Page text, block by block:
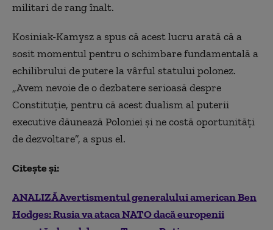
militari de rang înalt.
Kosiniak-Kamysz a spus că acest lucru arată că a
sosit momentul pentru o schimbare fundamentală a
echilibrului de putere la vârful statului polonez.
„Avem nevoie de o dezbatere serioasă despre
Constituție, pentru căacest dualism al puterii
executive dăunează Poloniei și ne costă oportunități
de dezvoltare”, a spus el.
Citește și:
ANALIZĂ Avertismentul generalului american Ben
Hodges: Rusia va ataca NATO dacă europenii